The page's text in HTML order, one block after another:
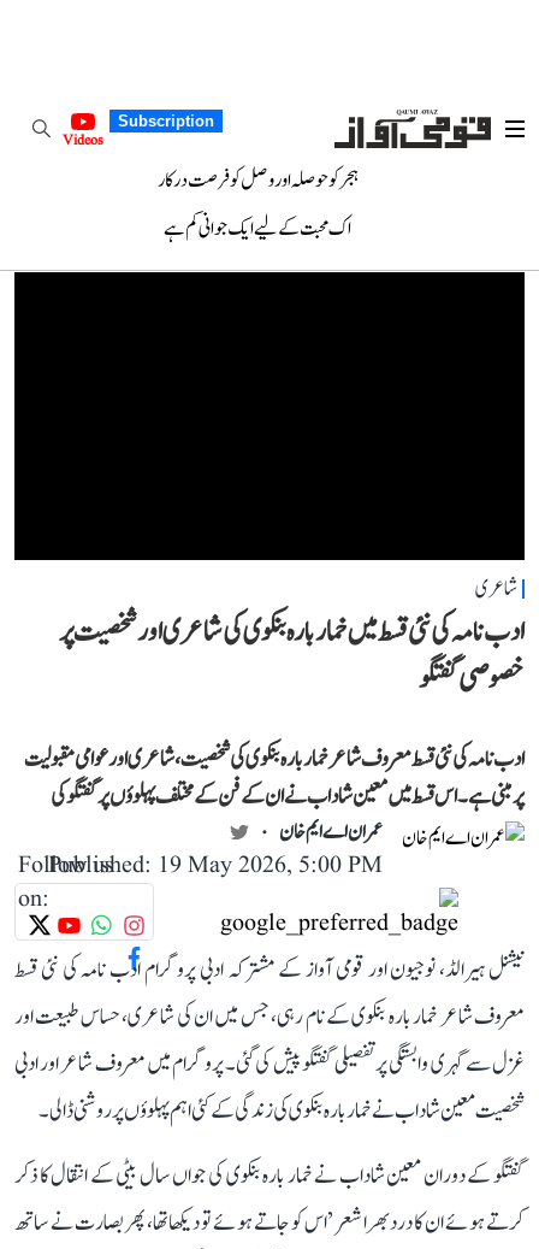
Subscription
Videos
ہجر کو حوصلہ اور وصل کو فرصت درکار
اک محبت کے لیے ایک جوانی کم ہے
شاعری
ادب نامہ کی نئی قسط میں خمار بارہ بنکوی کی شاعری اور شخصیت پر
خصوصی گفتگو
ادب نامہ کی نئی قسط معروف شاعر خمار بارہ بنکوی کی شخصیت، شاعری اور عوامی مقبولیت
پر مبنی ہے۔ اس قسط میں معین شاداب نے ان کے فن کے مختلف پہلوؤں پر گفتگو کی
عمران اے ایم خان
Published: 19 May 2026, 5:00 PM
Follow us
on:
نیشنل ہیرالڈ، نوجیون اور قومی آواز کے مشترکہ ادبی پروگرام ادب نامہ کی نئی قسط
معروف شاعر خمار بارہ بنکوی کے نام رہی، جس میں ان کی شاعری، حساس طبیعت اور
غزل سے گہری وابستگی پر تفصیلی گفتگو پیش کی گئی۔ پروگرام میں معروف شاعر اور ادبی
شخصیت معین شاداب نے خمار بارہ بنکوی کی زندگی کے کئی اہم پہلوؤں پر روشنی ڈالی۔
گفتگو کے دوران معین شاداب نے خمار بارہ بنکوی کی جواں سال بیٹی کے انتقال کا ذکر
کرتے ہوئے ان کا درد بھرا شعر ’اس کو جاتے ہوئے تو دیکھا تھا، پھر بصارت نے ساتھ